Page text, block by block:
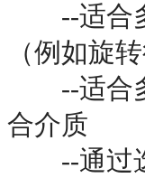
--适合多
（例如旋
--适合多
合介质
--通过选